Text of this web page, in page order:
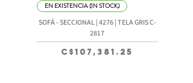
EN EXISTENCIA (IN STOCK)
SOFÁ - SECCIONAL | 4276 | TELA GRIS C-
2817
Precio
C$107,381.25